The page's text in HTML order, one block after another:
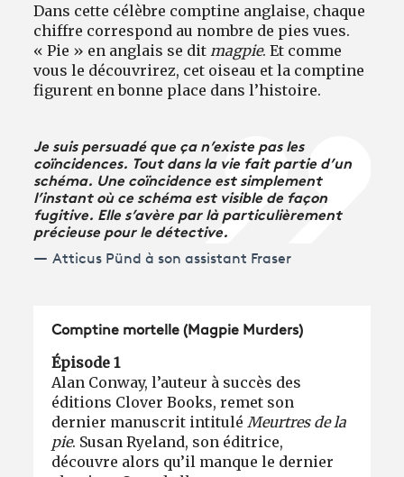
Dans cette célèbre comptine anglaise, chaque
chiffre correspond au nombre de pies vues.
« Pie » en anglais se dit magpie. Et comme
vous le découvrirez, cet oiseau et la comptine
figurent en bonne place dans l’histoire.
Je suis persuadé que ça n’existe pas les
coïncidences. Tout dans la vie fait partie d’un
schéma. Une coïncidence est simplement
l’instant où ce schéma est visible de façon
fugitive. Elle s’avère par là particulièrement
précieuse pour le détective.
Atticus Pünd à son assistant Fraser
Comptine mortelle (Magpie Murders)
Épisode 1
Alan Conway, l’auteur à succès des
éditions Clover Books, remet son
dernier manuscrit intitulé Meurtres de la
pie. Susan Ryeland, son éditrice,
découvre alors qu’il manque le dernier